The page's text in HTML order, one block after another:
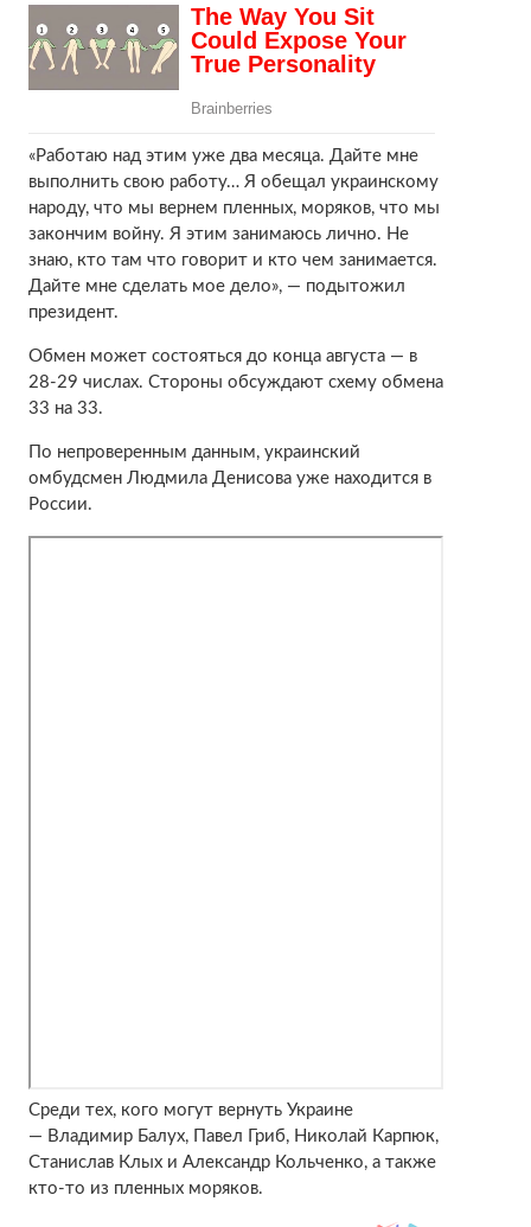
«Работаю над этим уже два месяца. Дайте мне
выполнить свою работу… Я обещал украинскому
народу, что мы вернем пленных, моряков, что мы
закончим войну. Я этим занимаюсь лично. Не
знаю, кто там что говорит и кто чем занимается.
Дайте мне сделать мое дело», — подытожил
президент.
Обмен может состояться до конца августа — в
28-29 числах. Стороны обсуждают схему обмена
33 на 33.
По непроверенным данным, украинский
омбудсмен Людмила Денисова уже находится в
России.
Среди тех, кого могут вернуть Украине
— Владимир Балух, Павел Гриб, Николай Карпюк,
Станислав Клых и Александр Кольченко, а также
кто-то из пленных моряков.